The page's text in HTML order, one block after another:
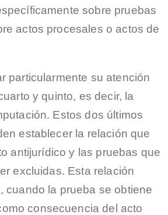
sobre pruebas
actos procesales o actos de
particularmente su atención
y quinto, es decir, la
Estos dos últimos
establecer la relación que
antijurídico y las pruebas que
excluidas. Esta relación
cuando la prueba se obtiene
consecuencia del acto